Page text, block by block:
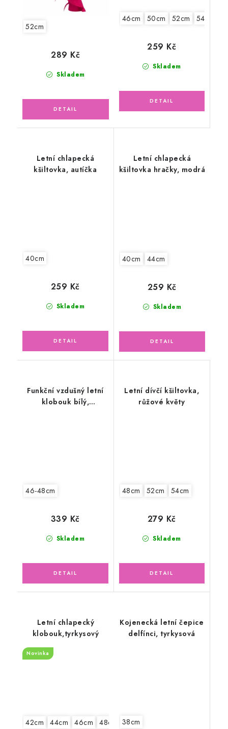
52cm
Skladem
289 Kč
46cm 50cm 52cm 54cm
Skladem
259 Kč
Letní chlapecká
kšiltovka, autíčka
40cm
Skladem
259 Kč
Letní chlapecká
kšiltovka hračky, modrá
40cm 44cm
Skladem
259 Kč
Funkční vzdušný letní
klobouk bílý,
46-48cm
Skladem
339 Kč
Letní dívčí kšiltovka,
růžové květy
48cm 52cm 54cm
Skladem
279 Kč
Letní chlapecký
klobouk,tyrkysový
Novinka
42cm 44cm 46cm 48cm 52cm
Kojenecká letní čepice
delfínci, tyrkysová
38cm